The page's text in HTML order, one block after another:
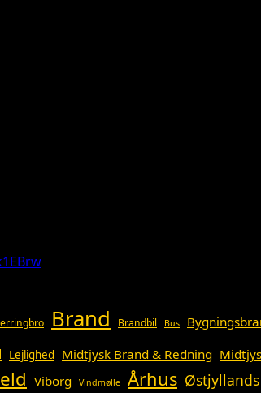
Brand Brandbil Bus
Lejlighed Midtjysk Brand & Redning
Viborg Vindmølle Århus